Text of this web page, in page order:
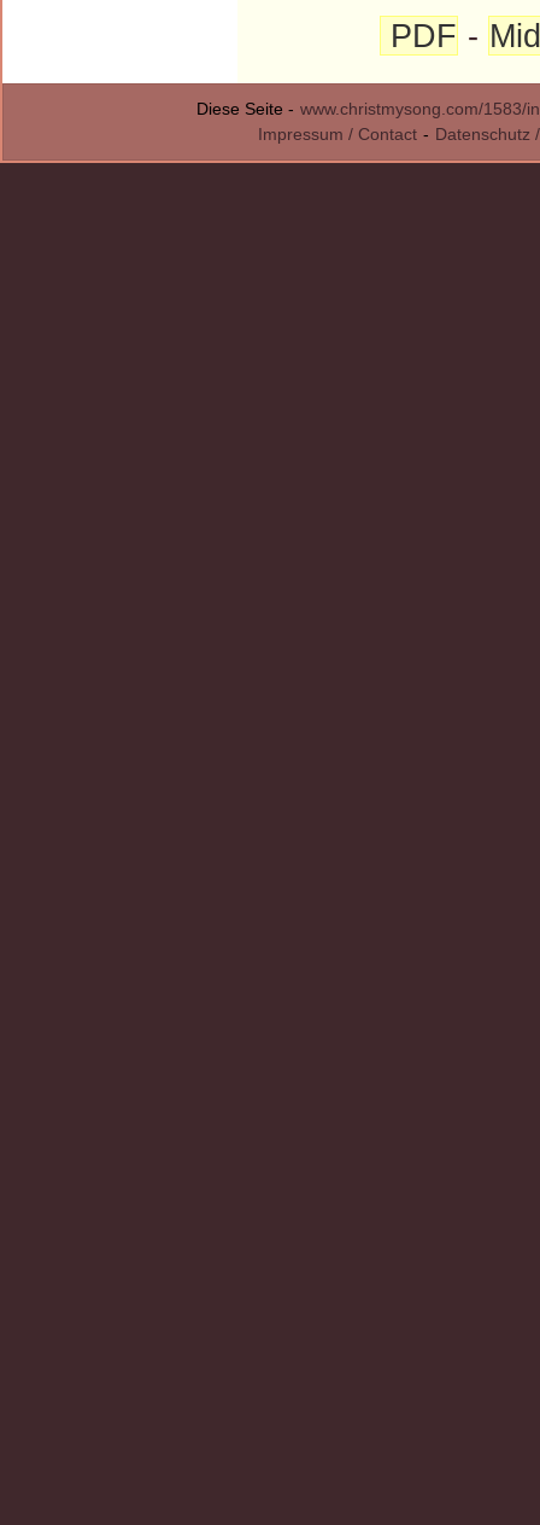
PDF -
Diese Seite - www.christmysong.com/1583/
Impressum / Contact - Datenschutz